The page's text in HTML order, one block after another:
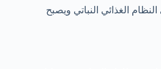
الغذائي النباتي ويصبح